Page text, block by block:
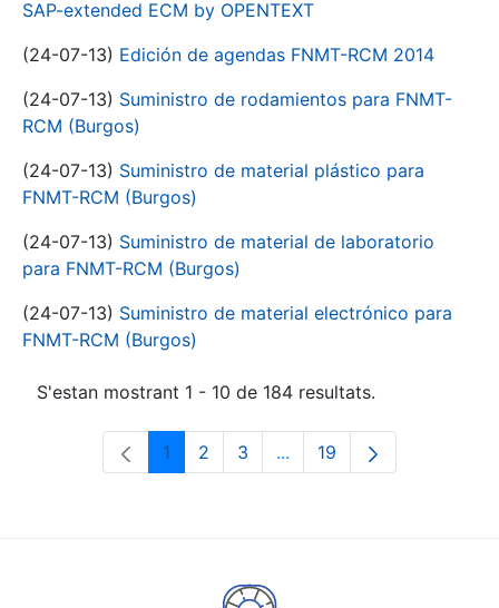
SAP-extended ECM by OPENTEXT
(24-07-13) Edición de agendas FNMT-RCM 2014
(24-07-13) Suministro de rodamientos para FNMT-
RCM (Burgos)
(24-07-13) Suministro de material plástico para
FNMT-RCM (Burgos)
(24-07-13) Suministro de material de laboratorio
para FNMT-RCM (Burgos)
(24-07-13) Suministro de material electrónico para
FNMT-RCM (Burgos)
S'estan mostrant 1 - 10 de 184 resultats.
Pàgina
1 Pàgina
2 Pàgina
3 ...Pàgines intermèdies
Pàgina
19